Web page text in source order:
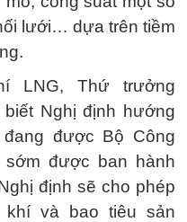
lưới… dựa trên tiềm
LNG, Thứ trưởng
Nghị định hướng
được Bộ Công
được ban hành
định sẽ cho phép
khí và bao tiêu sản